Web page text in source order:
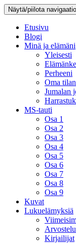
Näytä/piilota navigaatio
Etusivu
Blogi
Minä ja elämäni
Yleisesti
Perheeni
Oma
Jumalan
MS-tauti
Osa 1
Osa 2
Osa 3
Osa 4
Osa 5
Osa 6
Osa 7
Osa 8
Osa 9
Kuvat
Lukuelämyksiä
Kirjailijat